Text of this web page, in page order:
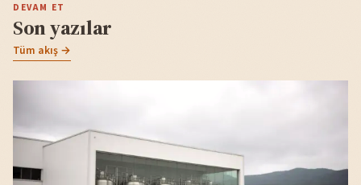
DEVAM ET
Son yazılar
Tüm akış →